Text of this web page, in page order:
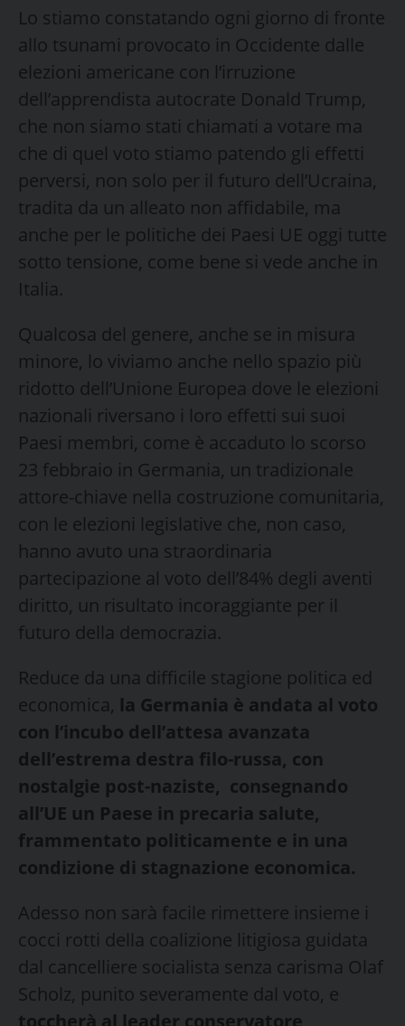
Lo stiamo constatando ogni giorno di fronte
allo tsunami provocato in Occidente dalle
elezioni americane con l’irruzione
dell’apprendista autocrate Donald Trump,
che non siamo stati chiamati a votare ma
che di quel voto stiamo patendo gli effetti
perversi, non solo per il futuro dell’Ucraina,
tradita da un alleato non affidabile, ma
anche per le politiche dei Paesi UE oggi tutte
sotto tensione, come bene si vede anche in
Italia.
Qualcosa del genere, anche se in misura
minore, lo viviamo anche nello spazio più
ridotto dell’Unione Europea dove le elezioni
nazionali riversano i loro effetti sui suoi
Paesi membri, come è accaduto lo scorso
23 febbraio in Germania, un tradizionale
attore-chiave nella costruzione comunitaria,
con le elezioni legislative che, non caso,
hanno avuto una straordinaria
partecipazione al voto dell’84% degli aventi
diritto, un risultato incoraggiante per il
futuro della democrazia.
Reduce da una difficile stagione politica ed
economica, la Germania è andata al voto
con l’incubo dell’attesa avanzata
dell’estrema destra filo-russa, con
nostalgie post-naziste, consegnando
all’UE un Paese in precaria salute,
frammentato politicamente e in una
condizione di stagnazione economica.
Adesso non sarà facile rimettere insieme i
cocci rotti della coalizione litigiosa guidata
dal cancelliere socialista senza carisma Olaf
Scholz, punito severamente dal voto, e
toccherà al leader conservatore